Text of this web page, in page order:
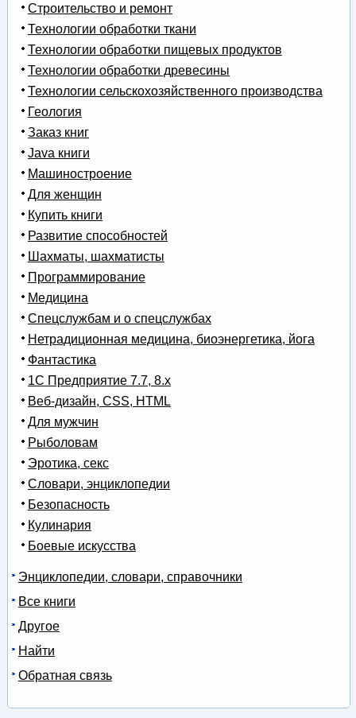
Строительство и ремонт
Технологии обработки ткани
Технологии обработки пищевых продуктов
Технологии обработки древесины
Технологии сельскохозяйственного производства
Геология
Заказ книг
Java книги
Машиностроение
Для женщин
Купить книги
Развитие способностей
Шахматы, шахматисты
Программирование
Медицина
Спецслужбам и о спецслужбах
Нетрадиционная медицина, биоэнергетика, йога
Фантастика
1С Предприятие 7.7, 8.x
Веб-дизайн, CSS, HTML
Для мужчин
Рыболовам
Эротика, секс
Словари, энциклопедии
Безопасность
Кулинария
Боевые искусства
Энциклопедии, словари, справочники
Все книги
Другое
Найти
Обратная связь